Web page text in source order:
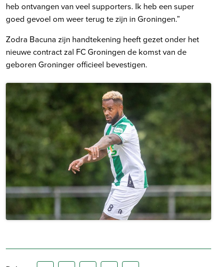
heb ontvangen van veel supporters. Ik heb een super
goed gevoel om weer terug te zijn in Groningen.”
Zodra Bacuna zijn handtekening heeft gezet onder het
nieuwe contract zal FC Groningen de komst van de
geboren Groninger officieel bevestigen.